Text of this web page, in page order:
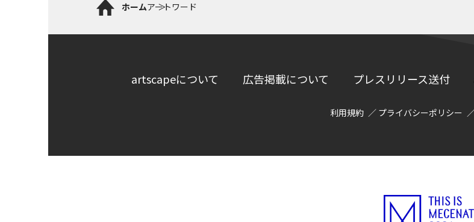
ホームアートワード
artscapeについて 広告掲載について プレスリリース送付
利用規約 プライバシーポリシー